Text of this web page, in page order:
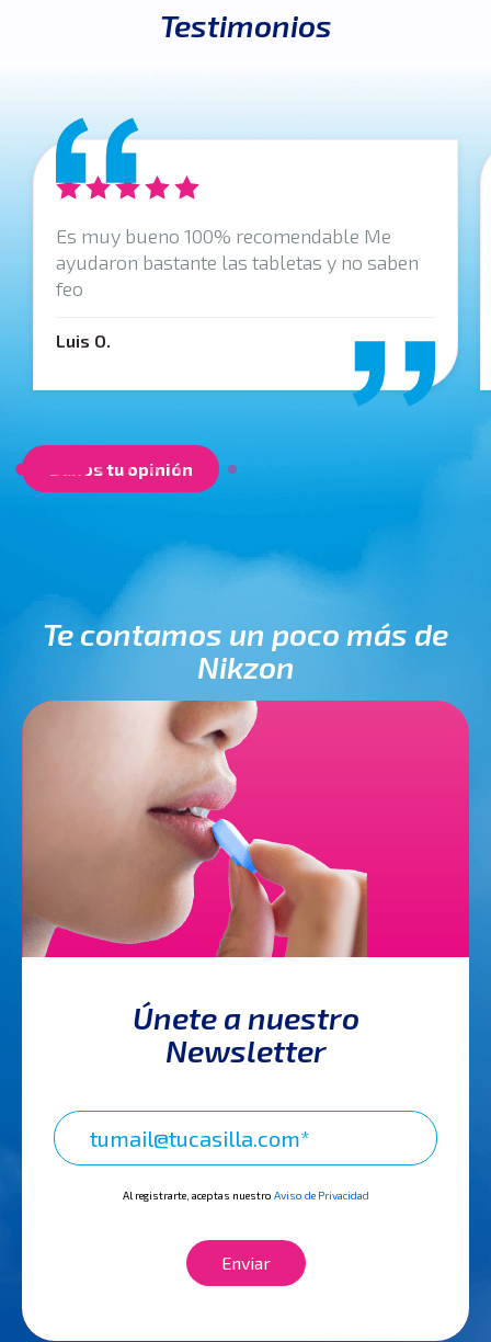
Testimonios
Es muy bueno 100% recomendable Me
ayudaron bastante las tabletas y no saben
feo
Luis O.
Danos tu opinión
Te contamos un poco más de
Nikzon
Únete a nuestro
Newsletter
Al registrarte, aceptas nuestro Aviso de Privacidad